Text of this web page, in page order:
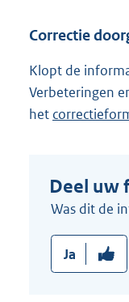
Correctie
Klopt de
Verbeteringen
het
Deel uw
Was dit de
Ja